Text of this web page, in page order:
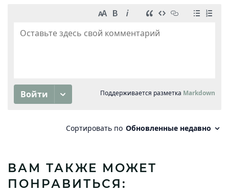
ВАМ ТАКЖЕ МОЖЕТ
ПОНРАВИТЬСЯ: